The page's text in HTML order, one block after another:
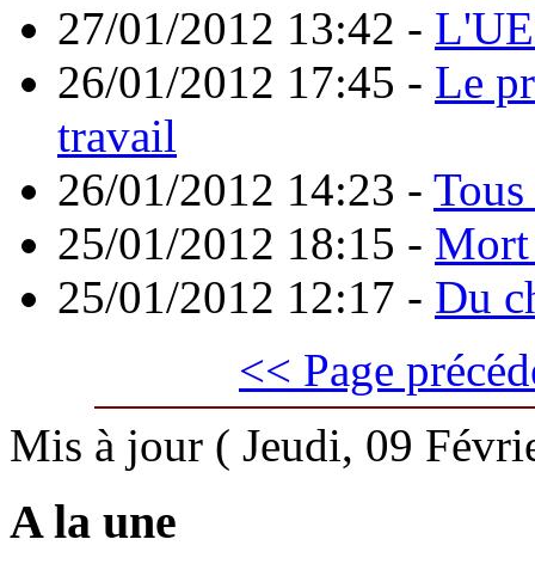
27/01/2012 13:42 -
26/01/2012 17:45 - Le
travail
26/01/2012 14:23 -
25/01/2012 18:15 - Mort
25/01/2012 12:17 - Du
<< Page
Mis à jour ( Jeudi, 09
A la une